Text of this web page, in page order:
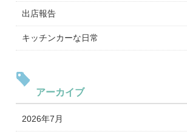
出店報告
キッチンカーな日常
アーカイブ
2026年7月